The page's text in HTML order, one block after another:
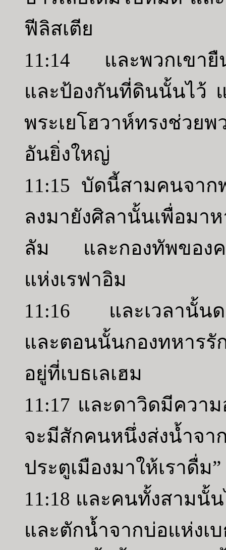
ฟีลิสเตีย
11:14 และพวกเขายื
และป้องกันที่ดินนั้นไว้
พระเยโฮวาห์ทรงช่วย
อันยิ่งใหญ่
11:15 บัดนี้สามคนจา
ลงมายังศิลานั้นเพื่อมา
ลัม และกองทัพของค
แห่งเรฟาอิม
11:16 และเวลานั้นด
และตอนนั้นกองทหาร
อยู่ที่เบธเลเฮม
11:17 และดาวิดมีควา
จะมีสักคนหนึ่งส่งน้ำจา
ประตูเมืองมาให้เราดื่ม”
11:18 และคนทั้งสามนั้
และตักน้ำจากบ่อแห่งเ